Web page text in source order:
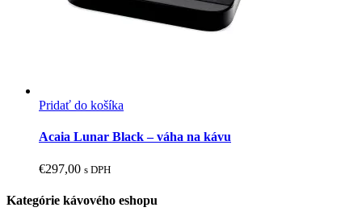
Pridať do košíka
Acaia Lunar Black – váha na kávu
€297,00 s DPH
Kategórie kávového eshopu